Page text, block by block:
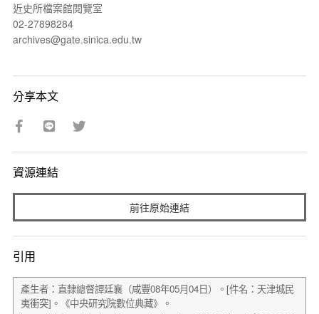
近史所檔案館閱覽室
02-27898284
archives@gate.sinica.edu.tw
分享本文
資源連結
前往原始連結
引用